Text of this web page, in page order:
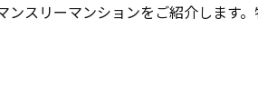
スリーマンションをご紹介します